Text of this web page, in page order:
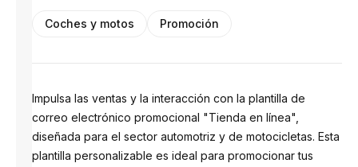
Coches y motos Promoción
Impulsa las ventas y la interacción con la plantilla de
correo electrónico promocional "Tienda en línea",
diseñada para el sector automotriz y de motocicletas. Esta
plantilla personalizable es ideal para promocionar tus